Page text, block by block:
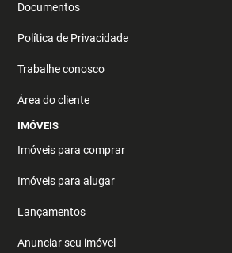
Documentos
Política de Privacidade
Trabalhe conosco
Área do cliente
IMÓVEIS
Imóveis para comprar
Imóveis para alugar
Lançamentos
Anunciar seu imóvel